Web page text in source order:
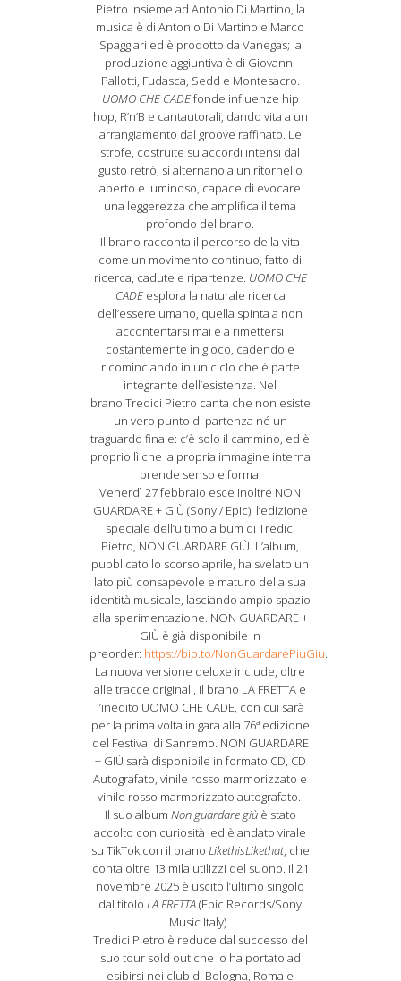
Pietro insieme ad Antonio Di Martino, la
musica è di Antonio Di Martino e Marco
Spaggiari ed è prodotto da Vanegas; la
produzione aggiuntiva è di Giovanni
Pallotti, Fudasca, Sedd e Montesacro.
UOMO CHE CADEfonde influenze hip
hop, R’n’B e cantautorali, dando vita a un
arrangiamento dal groove raffinato. Le
strofe, costruite su accordi intensi dal
gusto retrò, si alternano a un ritornello
aperto e luminoso, capace di evocare
una leggerezza che amplifica il tema
profondo del brano.
Il brano racconta il percorso della vita
come un movimento continuo, fatto di
ricerca, cadute e ripartenze. UOMO CHE
CADEesplora la naturale ricerca
dell’essere umano, quella spinta a non
accontentarsi mai e a rimettersi
costantemente in gioco, cadendo e
ricominciando in un ciclo che è parte
integrante dell’esistenza. Nel
brano Tredici Pietro canta che non esiste
un vero punto di partenza né un
traguardo finale: c’è solo il cammino, ed è
proprio lì che la propria immagine interna
prende senso e forma.
Venerdì 27 febbraio esce inoltre NON
GUARDARE + GIÙ (Sony / Epic), l’edizione
speciale dell’ultimo album di Tredici
Pietro, NON GUARDARE GIÙ. L’album,
pubblicato lo scorso aprile, ha svelato un
lato più consapevole e maturo della sua
identità musicale, lasciando ampio spazio
alla sperimentazione. NON GUARDARE +
GIÙ è già disponibile in
preorder: https://bio.to/NonGuardarePiuGiu.
La nuova versione deluxe include, oltre
alle tracce originali, il brano LA FRETTA e
l’inedito UOMO CHE CADE, con cui sarà
per la prima volta in gara alla 76ª edizione
del Festival di Sanremo. NON GUARDARE
+ GIÙ sarà disponibile in formato CD, CD
Autografato, vinile rosso marmorizzato e
vinile rosso marmorizzato autografato.
Il suo album Non guardare giùè stato
accolto con curiosità ed è andato virale
su TikTok con il brano LikethisLikethat, che
conta oltre 13 mila utilizzi del suono. Il 21
novembre 2025 è uscito l’ultimo singolo
dal titoloLA FRETTA(Epic Records/Sony
Music Italy).
Tredici Pietro è reduce dal successo del
suo tour sold out che lo ha portato ad
esibirsi nei club di Bologna, Roma e